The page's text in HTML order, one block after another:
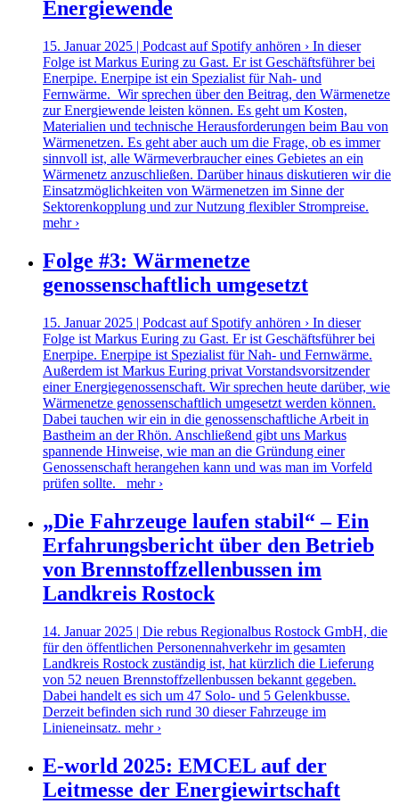
Energiewende
15. Januar 2025 | Podcast auf Spotify anhören › In dieser
Folge ist Markus Euring zu Gast. Er ist Geschäftsführer bei
Enerpipe. Enerpipe ist ein Spezialist für Nah- und
Fernwärme. Wir sprechen über den Beitrag, den Wärmenetze
zur Energiewende leisten können. Es geht um Kosten,
Materialien und technische Herausforderungen beim Bau von
Wärmenetzen. Es geht aber auch um die Frage, ob es immer
sinnvoll ist, alle Wärmeverbraucher eines Gebietes an ein
Wärmenetz anzuschließen. Darüber hinaus diskutieren wir die
Einsatzmöglichkeiten von Wärmenetzen im Sinne der
Sektorenkopplung und zur Nutzung flexibler Strompreise.
mehr ›
Folge #3: Wärmenetze
genossenschaftlich umgesetzt
15. Januar 2025 | Podcast auf Spotify anhören › In dieser
Folge ist Markus Euring zu Gast. Er ist Geschäftsführer bei
Enerpipe. Enerpipe ist Spezialist für Nah- und Fernwärme.
Außerdem ist Markus Euring privat Vorstandsvorsitzender
einer Energiegenossenschaft. Wir sprechen heute darüber, wie
Wärmenetze genossenschaftlich umgesetzt werden können.
Dabei tauchen wir ein in die genossenschaftliche Arbeit in
Bastheim an der Rhön. Anschließend gibt uns Markus
spannende Hinweise, wie man an die Gründung einer
Genossenschaft herangehen kann und was man im Vorfeld
prüfen sollte. mehr ›
„Die Fahrzeuge laufen stabil“ – Ein
Erfahrungsbericht über den Betrieb
von Brennstoffzellenbussen im
Landkreis Rostock
14. Januar 2025 | Die rebus Regionalbus Rostock GmbH, die
für den öffentlichen Personennahverkehr im gesamten
Landkreis Rostock zuständig ist, hat kürzlich die Lieferung
von 52 neuen Brennstoffzellenbussen bekannt gegeben.
Dabei handelt es sich um 47 Solo- und 5 Gelenkbusse.
Derzeit befinden sich rund 30 dieser Fahrzeuge im
Linieneinsatz. mehr ›
E-world 2025: EMCEL auf der
Leitmesse der Energiewirtschaft